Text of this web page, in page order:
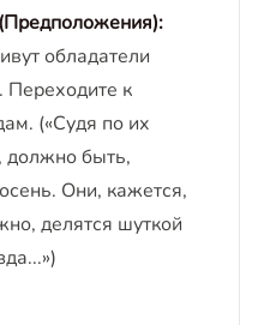
обладатели
Переходите к
(«Судя по их
должно быть,
Они, кажется,
делятся шуткой